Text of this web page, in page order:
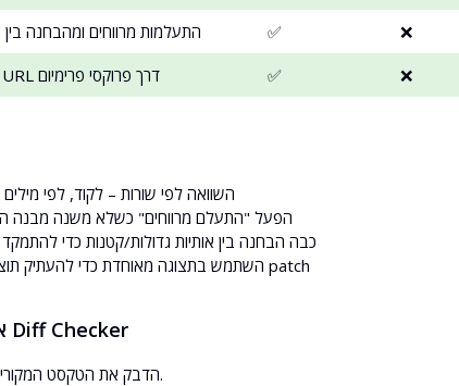
התעלמות מרווחים ומהבחנה בין
✅
❌
השוואת שתי כתובות URL דרך פרוקסי פרימיום
✅ ❌
השוואה לפי שורות – לקוד, לפי
הפעל "התעלם מרווחים" כשלא משנה מבנה
כבה הבחנה בין אותיות גדולות/קטנות כדי להתמקד
השתמש בתצוגה מאוחדת כדי להעתיק תוצאה נקייה בסגנון patch
איך להשתמש בכלי Diff Checker
הדבק את הטקסט המקורי בשדה השמאלי.